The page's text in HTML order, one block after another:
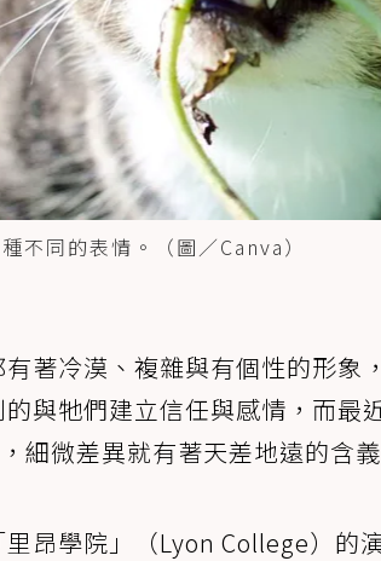
不同的表情。（圖／Canva）
著冷漠、複雜與有個性的形象
與牠們建立信任與感情，而最
細微差異就有著天差地遠的含
昂學院」（Lyon College）的